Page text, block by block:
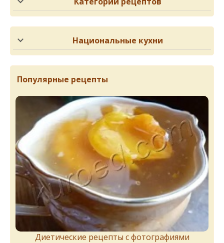
Национальные кухни
Популярные рецепты
Диетические рецепты с фотографиями